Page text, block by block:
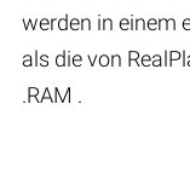
werden in einem
als die von
.RAM .